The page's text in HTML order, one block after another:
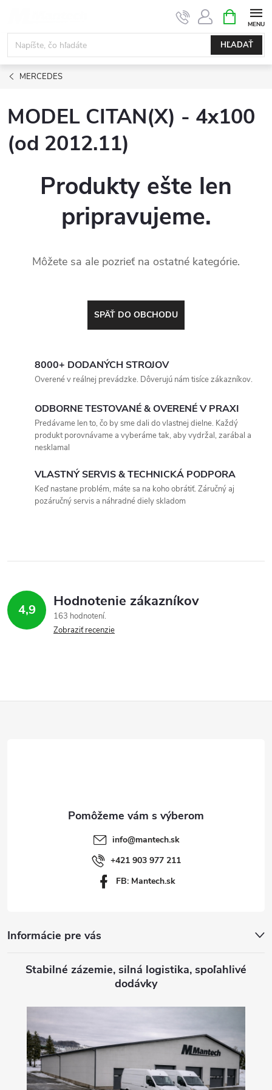
obsah
HĽADAŤ
KOŠÍK
MERCEDES
MODEL CITAN(X) - 4x100
(od 2012.11)
Produkty ešte len
pripravujeme.
Môžete sa ale pozrieť na ostatné kategórie.
SPÄŤ DO OBCHODU
8000+ DODANÝCH STROJOV
Overené v reálnej prevádzke. Dôverujú nám tisíce zákazníkov.
ODBORNE TESTOVANÉ & OVERENÉ V PRAXI
Predávame len to, čo by sme dali do vlastnej dielne. Každý
produkt porovnávame a vyberáme tak, aby vydržal, zarábal a
nesklamal
VLASTNÝ SERVIS & TECHNICKÁ PODPORA
Keď nastane problém, máte sa na koho obrátiť. Záručný aj
pozáručný servis a náhradné diely skladom
4,9 Hodnotenie zákazníkov
163 hodnotení
Zobraziť recenzie
info@mantech.sk
+421 903 977 211
FB: Mantech.sk
Informácie pre vás
Stabilné zázemie, silná logistika, spoľahlivé
dodávky